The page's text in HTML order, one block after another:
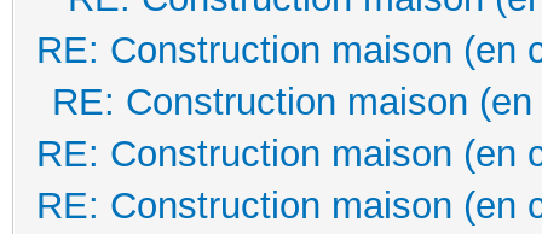
RE: Construction maison (en
RE: Construction maison
RE: Construction maison (en
RE: Construction maison (en